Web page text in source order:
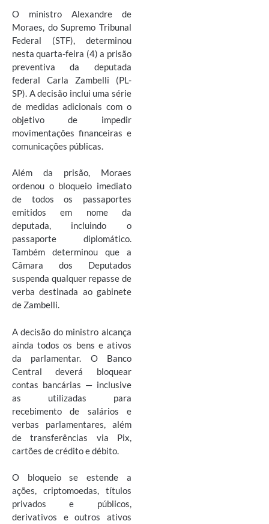
O ministro Alexandre de
Moraes, do Supremo Tribunal
Federal (STF), determinou
nesta quarta-feira (4) a prisão
preventiva da deputada
federal Carla Zambelli (PL-
SP). A decisão inclui uma série
de medidas adicionais com o
objetivo de impedir
movimentações financeiras e
comunicações públicas.
Além da prisão, Moraes
ordenou o bloqueio imediato
de todos os passaportes
emitidos em nome da
deputada, incluindo o
passaporte diplomático.
Também determinou que a
Câmara dos Deputados
suspenda qualquer repasse de
verba destinada ao gabinete
de Zambelli.
A decisão do ministro alcança
ainda todos os bens e ativos
da parlamentar. O Banco
Central deverá bloquear
contas bancárias — inclusive
as utilizadas para
recebimento de salários e
verbas parlamentares, além
de transferências via Pix,
cartões de crédito e débito.
O bloqueio se estende a
ações, criptomoedas, títulos
privados e públicos,
derivativos e outros ativos